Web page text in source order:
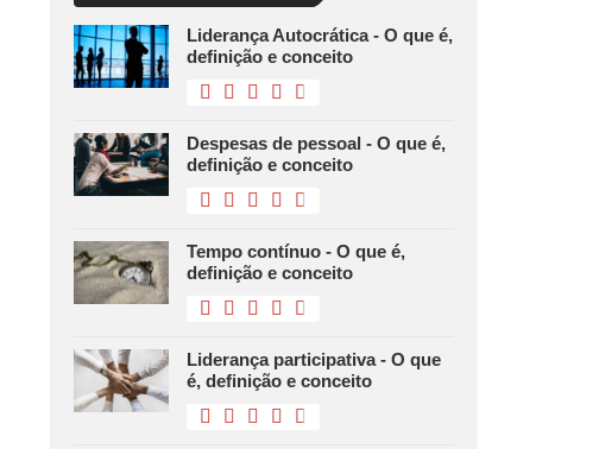
Liderança Autocrática - O que é,
definição e conceito
Despesas de pessoal - O que é,
definição e conceito
Tempo contínuo - O que é,
definição e conceito
Liderança participativa - O que
é, definição e conceito